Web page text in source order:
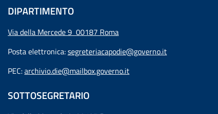
DIPARTIMENTO
Via della Mercede 9 00187 Roma
Posta elettronica:segreteriacapodie@governo.it
PEC:archivio.die@mailbox.governo.it
SOTTOSEGRETARIO